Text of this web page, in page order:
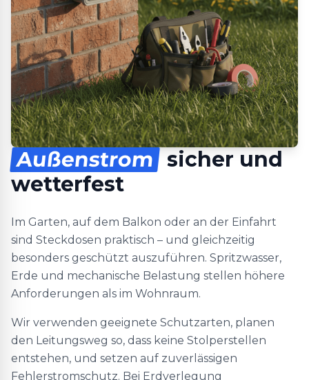
Außenstrom sicher und
wetterfest
Im Garten, auf dem Balkon oder an der Einfahrt
sind Steckdosen praktisch – und gleichzeitig
besonders geschützt auszuführen. Spritzwasser,
Erde und mechanische Belastung stellen höhere
Anforderungen als im Wohnraum.
Wir verwenden geeignete Schutzarten, planen
den Leitungsweg so, dass keine Stolperstellen
entstehen, und setzen auf zuverlässigen
Fehlerstromschutz. Bei Erdverlegung